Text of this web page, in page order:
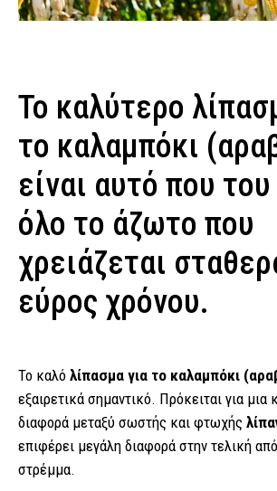
Το καλύτερο
το καλαμπόκι
είναι αυτό που
όλο το άζωτο που
χρειάζεται
εύρος χρόνου.
Το καλό λίπασμα για το καλαμπόκι
εξαιρετικά σημαντικό. Πρόκειται για μια
διαφορά μεταξύ σωστής και φτωχής
επιφέρει μεγάλη διαφορά στην τελική
στρέμμα.